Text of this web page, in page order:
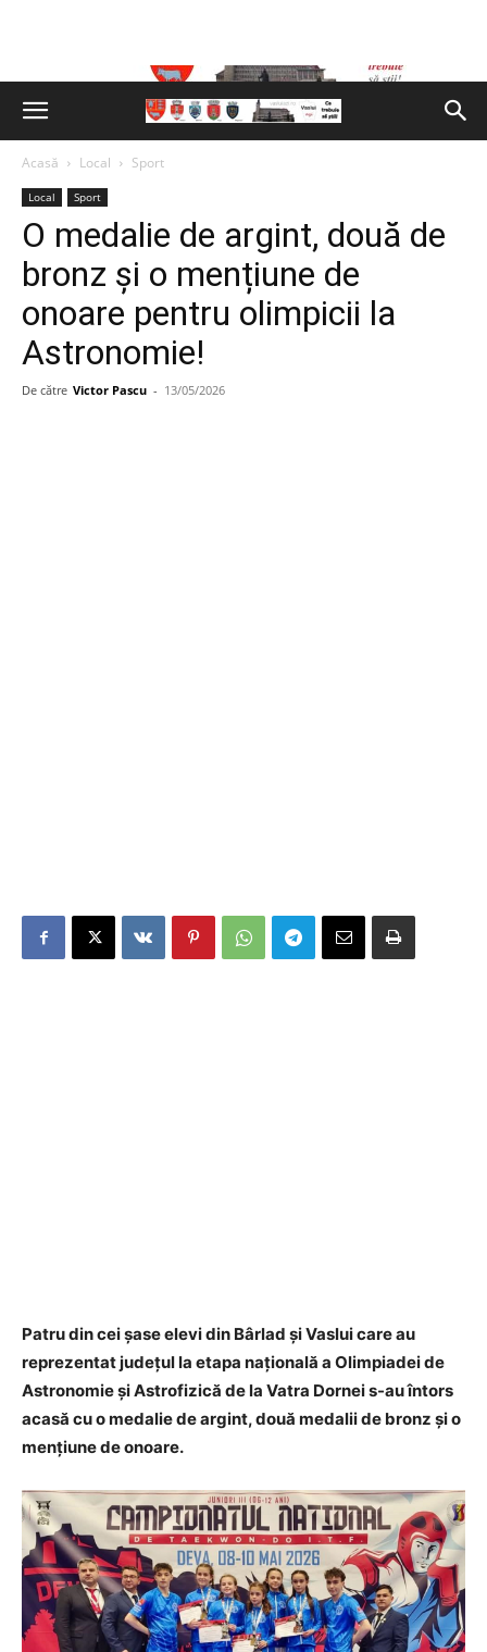
Acasă Local Sport
Local Sport
O medalie de argint, două de
bronz și o mențiune de
onoare pentru olimpicii la
Astronomie!
De către Victor Pascu - 13/05/2026
Patru din cei șase elevi din Bârlad și Vaslui care au
reprezentat județul la etapa națională a Olimpiadei de
Astronomie și Astrofizică de la Vatra Dornei s-au întors
acasă cu o medalie de argint, două medalii de bronz și o
mențiune de onoare.